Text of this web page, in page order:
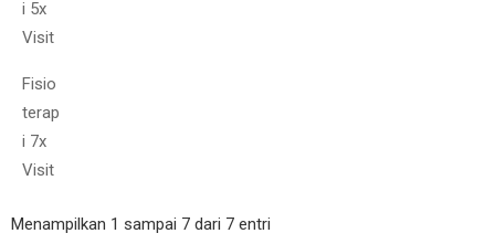
i 5x
Visit
Fisio
terap
i 7x
Visit
Menampilkan 1 sampai 7 dari 7 entri